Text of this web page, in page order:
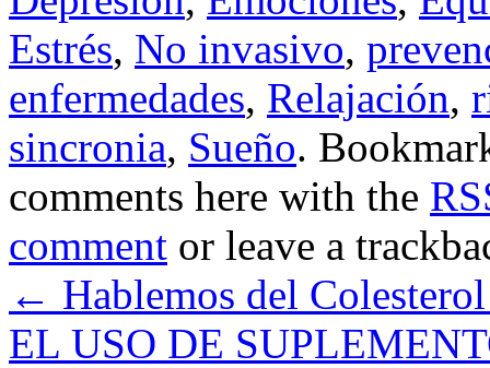
Estrés, No invasivo,
enfermedades, Relajación,
sincronia, Sueño.
comments here with the
comment or leave a
← Hablemos del
EL USO DE